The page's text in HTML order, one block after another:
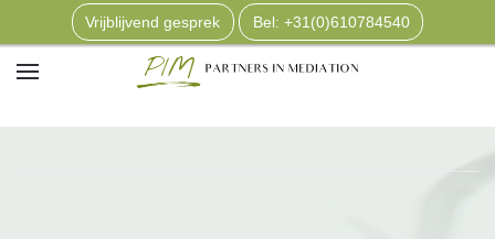
Terug naar hoofdinhoud
Vrijblijvend gesprek Bel: +31(0)610784540